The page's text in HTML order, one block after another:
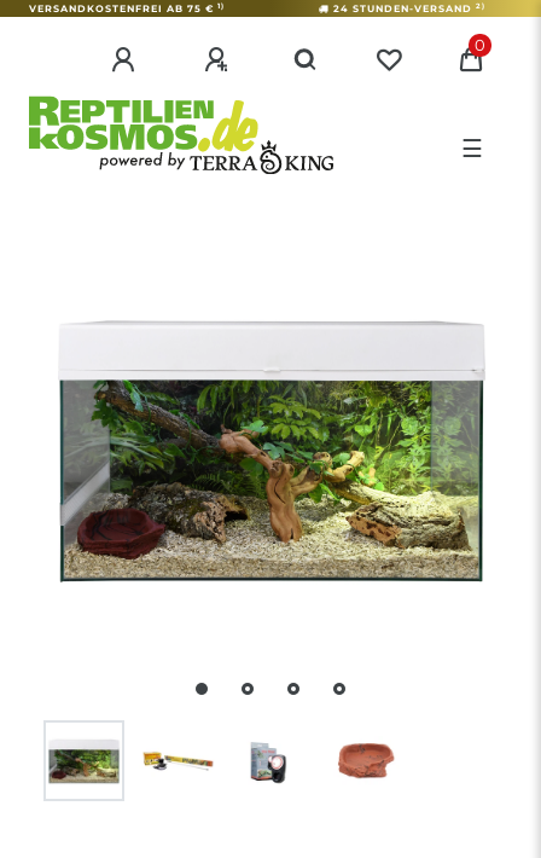
VERSANDKOSTENFREI AB 75 € 1) 24 STUNDEN-VERSAND 2)
0
☰